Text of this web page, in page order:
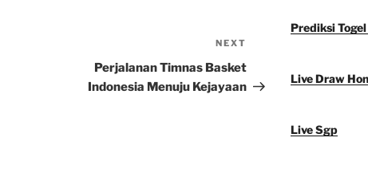
Post
NEXT
Perjalanan Timnas Basket
Indonesia Menuju Kejayaan
Prediksi
Live Draw
Live Sgp